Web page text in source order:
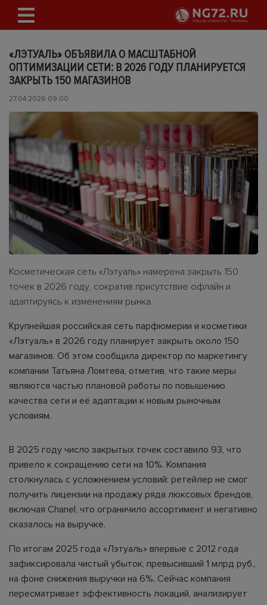
«ЛЭТУАЛЬ» ОБЪЯВИЛА О МАСШТАБНОЙ
ОПТИМИЗАЦИИ СЕТИ: В 2026 ГОДУ ПЛАНИРУЕТСЯ
ЗАКРЫТЬ 150 МАГАЗИНОВ
27.04.2026 09:00
Косметическая сеть «Лэтуаль» намерена закрыть 150
точек в 2026 году, сократив присутствие офлайн и
адаптируясь к изменениям рынка.
Крупнейшая российская сеть парфюмерии и косметики
«Лэтуаль» в 2026 году планирует закрыть около 150
магазинов. Об этом сообщила директор по маркетингу
компании Татьяна Ломтева, отметив, что такие меры
являются частью плановой работы по повышению
качества сети и её адаптации к новым рыночным
условиям.
В 2025 году число закрытых точек составило 93, что
привело к сокращению сети на 10%. Компания
столкнулась с усложнением условий: ретейлер не смог
получить лицензии на продажу ряда люксовых брендов,
включая Chanel, что ограничило ассортимент и негативно
сказалось на выручке.
По итогам 2025 года «Лэтуаль» впервые с 2012 года
зафиксировала чистый убыток, превысивший 1 млрд руб.,
на фоне снижения выручки на 6%. Сейчас компания
пересматривает эффективность локаций, анализирует